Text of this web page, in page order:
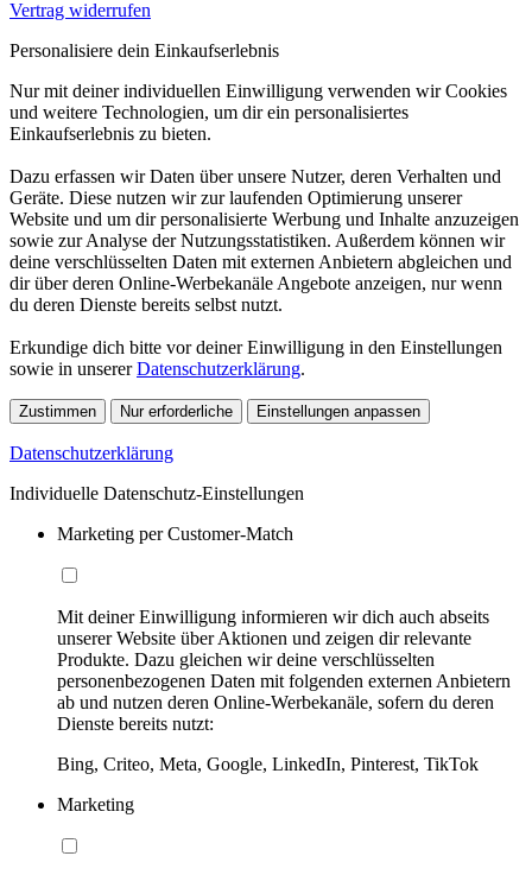
Vertrag widerrufen
Personalisiere dein Einkaufserlebnis
Nur mit deiner individuellen Einwilligung verwenden wir Cookies
und weitere Technologien, um dir ein personalisiertes
Einkaufserlebnis zu bieten.
Dazu erfassen wir Daten über unsere Nutzer, deren Verhalten und
Geräte. Diese nutzen wir zur laufenden Optimierung unserer
Website und um dir personalisierte Werbung und Inhalte anzuzeigen
sowie zur Analyse der Nutzungsstatistiken. Außerdem können wir
deine verschlüsselten Daten mit externen Anbietern abgleichen und
dir über deren Online-Werbekanäle Angebote anzeigen, nur wenn
du deren Dienste bereits selbst nutzt.
Erkundige dich bitte vor deiner Einwilligung in den Einstellungen
sowie in unsererDatenschutzerklärung.
Zustimmen Nur erforderliche Einstellungen anpassen
Datenschutzerklärung
Individuelle Datenschutz-Einstellungen
Marketing per Customer-Match
Mit deiner Einwilligung informieren wir dich auch abseits
unserer Website über Aktionen und zeigen dir relevante
Produkte. Dazu gleichen wir deine verschlüsselten
personenbezogenen Daten mit folgenden externen Anbietern
ab und nutzen deren Online-Werbekanäle, sofern du deren
Dienste bereits nutzt:
Bing, Criteo, Meta, Google, LinkedIn, Pinterest, TikTok
Marketing